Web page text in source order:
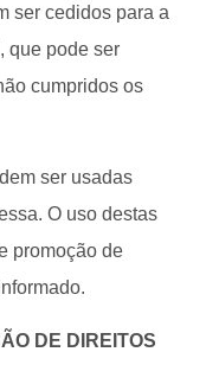
ser cedidos para a
que pode ser
cumpridos os
ser usadas
O uso destas
promoção de
DE DIREITOS